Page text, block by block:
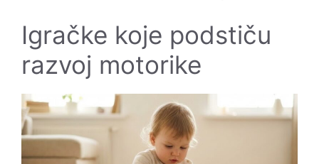
Igračke koje podstiču
razvoj motorike